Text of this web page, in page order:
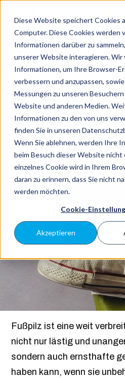
Diese Website speichert Cookies
Computer. Diese Cookies werden
Informationen darüber zu
unserer Website interagieren. Wir
Informationen, um Ihre Browser-
verbessern und anzupassen,
Messungen zu unseren
Website und anderen Medien.
Informationen zu den von uns
finden Sie in unseren
Wenn Sie ablehnen, werden Ihre
beim Besuch dieser Website nicht
einzelnes Cookie wird in Ihrem
daran zu erinnern, dass Sie nicht
werden möchten.
Cookie-
Akzeptieren
SKIP
Dr. Homssi
Eingewachsener Zehennagel
Ratgeber
Suchen
zurück zum
Fußpilz:
wirksame
Geschrieben von: Dr.
Fußpilz ist eine weit
nicht nur lästig und
sondern auch ernsthafte
haben kann, wenn sie